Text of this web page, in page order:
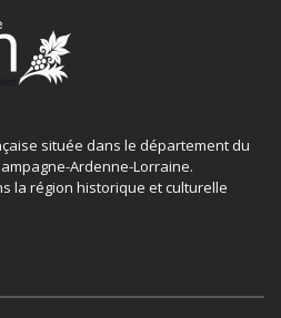
située dans le département du
Ardenne-Lorraine.
la région historique et culturelle